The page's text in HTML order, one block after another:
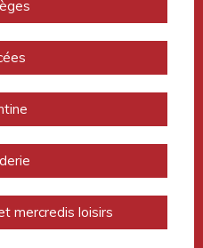
mercredis loisirs